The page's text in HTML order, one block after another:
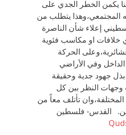
يكمن الخطر الجدي على
المجتمعي،وهذا يتطلب من
إعلاء شأن الناصرة
خلافات او مكاسب فئوية
الحركة
وفي الأراضي
عام/1967،بذل جهود جدية وحقيقة
النظر بين كل
تأتلف معاً من
القدس- فلسطين